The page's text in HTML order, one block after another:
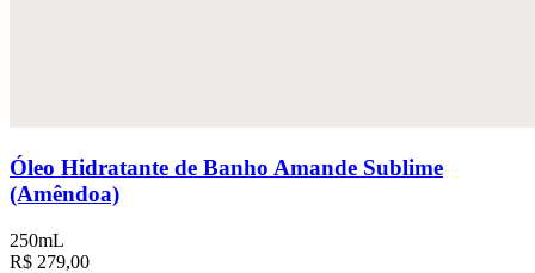
Óleo Hidratante de Banho Amande Sublime
(Amêndoa)
250mL
R$ 279,00